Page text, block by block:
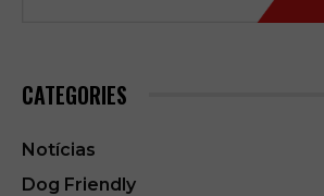
CATEGORIES
Notícias
Dog Friendly